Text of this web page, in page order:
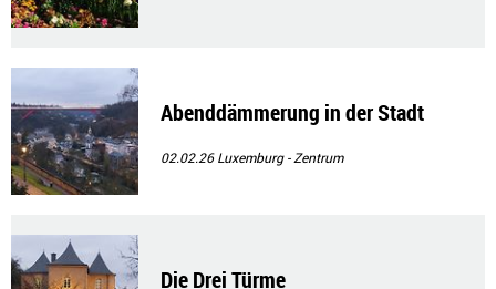
Abenddämmerung in der Stadt
02.02.26Luxemburg - Zentrum
Die Drei Türme